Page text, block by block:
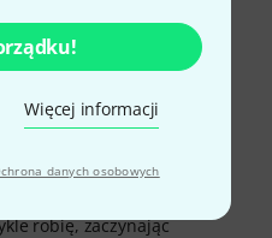
Więcej informacji
danych osobowych
nie jest szczególnie
prętami naciągu również
wadą są pręty
w recenzjach, że
są umieszczone w
niż membrany
nie stanowi problemu, ale
membrany
robię, zaczynając